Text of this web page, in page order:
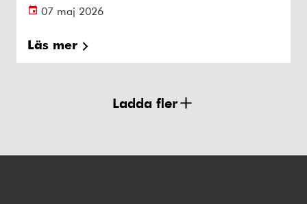
07 maj 2026
Läs mer
Ladda fler